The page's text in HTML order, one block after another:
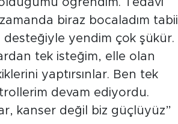
öğrendim. Tedavi
biraz bocaladım tabii
desteğiyle yendim çok şükür.
tek isteğim, elle olan
yaptırsınlar. Ben tek
devam ediyordu.
kanser değil biz güçlüyüz”